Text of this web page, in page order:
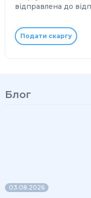
відправлена до
Подати скаргу
Блог
03.08.2026